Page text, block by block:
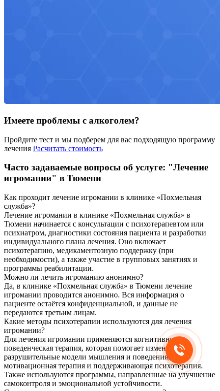
Имеете проблемы с алкоголем?
Пройдите тест и мы подберем для вас подходящую программу
лечения Расчитать стоимость
Часто задаваемые вопросы об услуге: "Лечение
игромании" в Тюмени
Как проходит лечение игромании в клинике «Похмельная
служба»?
Лечение игромании в клинике «Похмельная служба» в
Тюмени начинается с консультации с психотерапевтом или
психиатром, диагностики состояния пациента и разработки
индивидуального плана лечения. Оно включает
психотерапию, медикаментозную поддержку (при
необходимости), а также участие в групповых занятиях и
программы реабилитации.
Можно ли лечить игроманию анонимно?
Да, в клинике «Похмельная служба» в Тюмени лечение
игромании проводится анонимно. Вся информация о
пациенте остаётся конфиденциальной, и данные не
передаются третьим лицам.
Какие методы психотерапии используются для лечения
игромании?
Для лечения игромании применяются когнитивно-
поведенческая терапия, которая помогает изменить
разрушительные модели мышления и поведения,
мотивационная терапия и поддерживающая психотерапия.
Также используются программы, направленные на улучшение
самоконтроля и эмоциональной устойчивости.